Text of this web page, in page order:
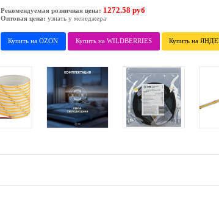
Рекомендуемая розничная цена: 1272.58 руб
Оптовая цена: узнать у менеджера
Купить на OZON Купить на WILDBERRIES Купить на